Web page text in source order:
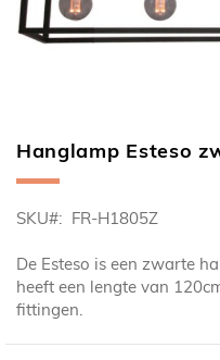
Ga
naar
begin
de
afbeeldingen-
gallerij
Hanglamp Esteso
SKU FR-H1805Z
De Esteso is een zwarte
heeft een lengte van
fittingen.